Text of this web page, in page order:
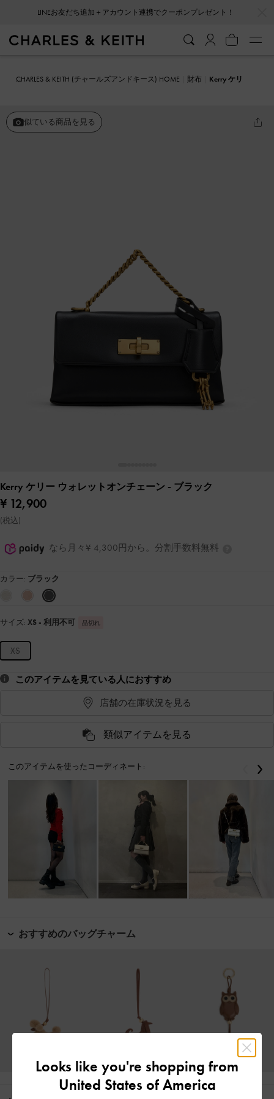
LINEお友だち追加＋アカウント連携でクーポンプレゼント！
CHARLES & KEITH (チャールズアンドキース) HOME 財布
Kerry ケリ
似ている商品を見る
Kerry ケリー ウォレットオンチェーン - ブラック
¥ 12,900
(税込)
なら月々¥ 4,300円から。分割手数料無料
カラー: ブラック
サイズ: XS - 利用不可 品切れ
XS
このアイテムを見ている人におすすめ
店舗の在庫状況を見る
類似アイテムを見る
このアイテムを使ったコーディネート: 戻る
おすすめのバッグチャーム
Looks like you're shopping from
United States of America